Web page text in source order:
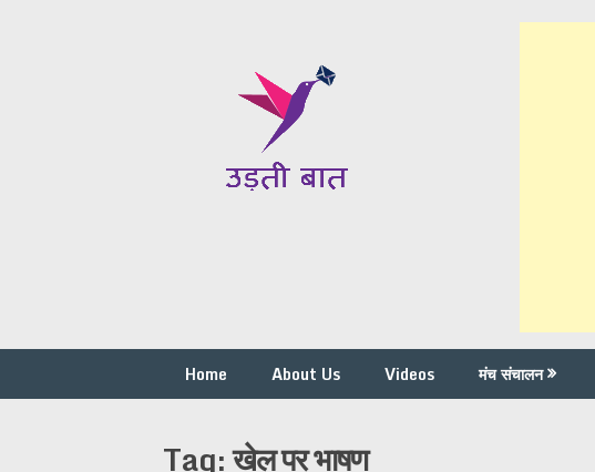
Home About Us Videos मंच संचालन
Tag:खेल पर भाषण